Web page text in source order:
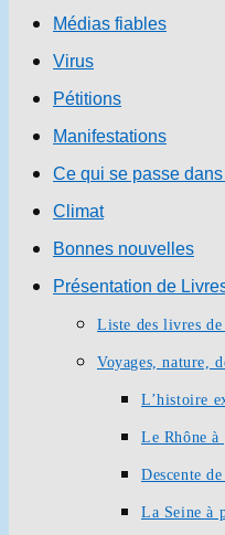
Médias fiables
Virus
Pétitions
Manifestations
Ce qui se passe
Climat
Bonnes nouvelles
Présentation de
Liste des livres
Voyages, nature,
L’histoire
Le Rhône
Descente
La Seine à